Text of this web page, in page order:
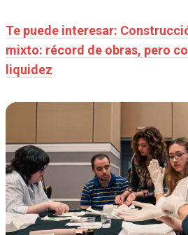
Te puede interesar:
mixto: récord de obras, pero
liquidez